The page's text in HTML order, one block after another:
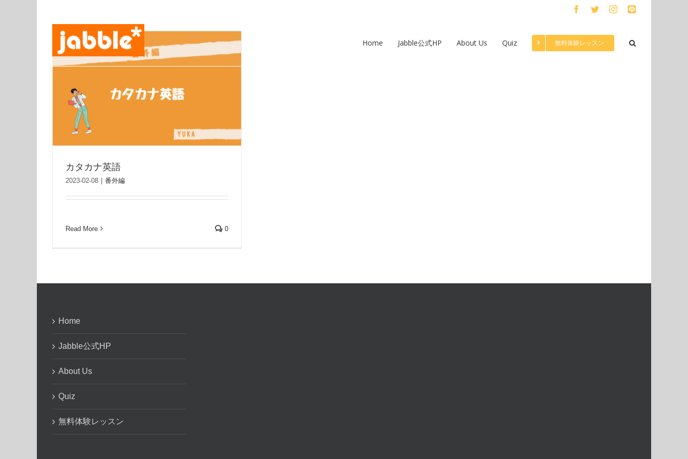
Facebook
TwitterInstagram
LINE
Home Jabble公式HP About Us Quiz 無料体験レッスン
カタカナ英語
2023-02-08 | 番外編
Read More 0
Home
Jabble公式HP
About Us
Quiz
無料体験レッスン